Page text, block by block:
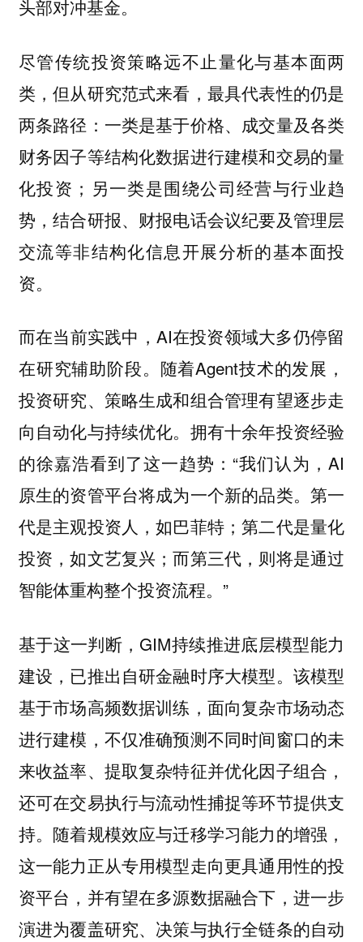
头部对冲基金。
尽管传统投资策略远不止量化与基本面两
类，但从研究范式来看，最具代表性的仍是
两条路径：一类是基于价格、成交量及各类
财务因子等结构化数据进行建模和交易的量
化投资；另一类是围绕公司经营与行业趋
势，结合研报、财报电话会议纪要及管理层
交流等非结构化信息开展分析的基本面投
资。
而在当前实践中，AI在投资领域大多仍停留
在研究辅助阶段。随着Agent技术的发展，
投资研究、策略生成和组合管理有望逐步走
向自动化与持续优化。拥有十余年投资经验
的徐嘉浩看到了这一趋势：“我们认为，AI
原生的资管平台将成为一个新的品类。第一
代是主观投资人，如巴菲特；第二代是量化
投资，如文艺复兴；而第三代，则将是通过
智能体重构整个投资流程。”
基于这一判断，GIM持续推进底层模型能力
建设，已推出自研金融时序大模型。该模型
基于市场高频数据训练，面向复杂市场动态
进行建模，不仅准确预测不同时间窗口的未
来收益率、提取复杂特征并优化因子组合，
还可在交易执行与流动性捕捉等环节提供支
持。随着规模效应与迁移学习能力的增强，
这一能力正从专用模型走向更具通用性的投
资平台，并有望在多源数据融合下，进一步
演进为覆盖研究、决策与执行全链条的自动